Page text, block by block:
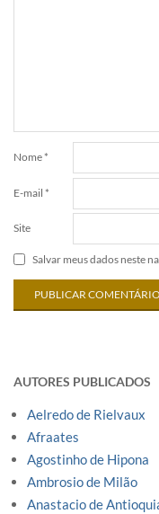
Nome *
E-mail *
Site
Salvar meus dados neste
AUTORES PUBLICADOS
Aelredo de Rielvaux
Afraates
Agostinho de Hipona
Ambrosio de Milão
Anastacio de